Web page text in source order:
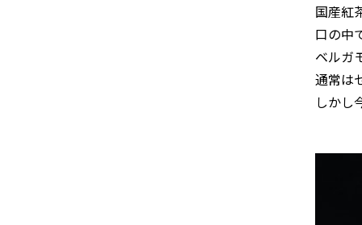
国産紅
口の中
ベルガ
通常は
しかし